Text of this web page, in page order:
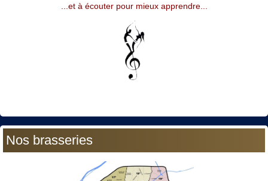
...et à écouter pour mieux apprendre...
Nos brasseries